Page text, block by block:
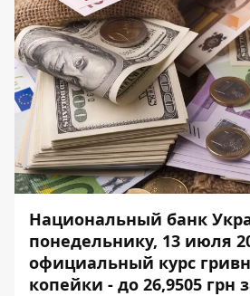
Национальный банк
понедельнику, 13 июля
официальный курс
копейки - до 26,9505 грн